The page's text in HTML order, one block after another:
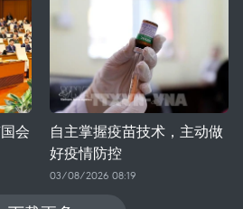
会
自主掌握疫苗技术，主动做
好疫情防控
03/08/2026 08:19